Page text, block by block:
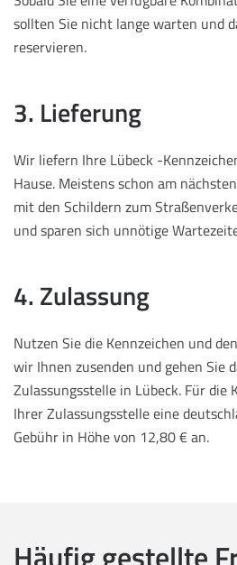
sollten Sie nicht lange warten und
reservieren.
3. Lieferung
Wir liefern Ihre Lübeck -
Hause. Meistens schon am
mit den Schildern zum
und sparen sich unnötige
4. Zulassung
Nutzen Sie die Kennzeichen und
wir Ihnen zusenden und gehen Sie
Zulassungsstelle in Lübeck. Für die
Ihrer Zulassungsstelle eine
Gebühr in Höhe von 12,80 € an.